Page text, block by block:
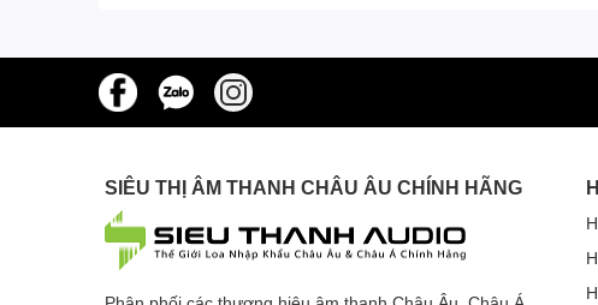
SIÊU THỊ ÂM THANH CHÂU ÂU CHÍNH HÃNG